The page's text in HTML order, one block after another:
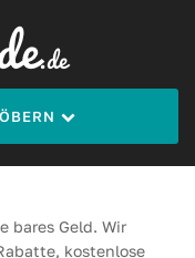
bares Geld. Wir
kostenlose